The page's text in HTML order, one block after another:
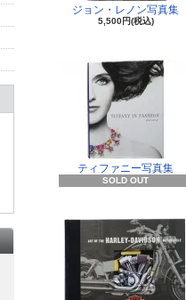
ジョン・レノン写真集
5,500円(税込)
ティファニー写真集
SOLD OUT